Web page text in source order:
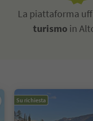
La piattaforma
turismo in
Su richiesta